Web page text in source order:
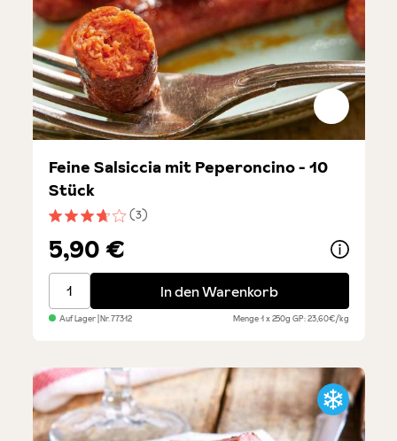
Durchschnittliche Bewertung von 3.6 von 5 Sternen
(3)
Feine Salsiccia mit Peperoncino - 10
Stück
5,90 €
Feine Salsiccia mit Peperoncino - 10 Stück
In den Warenkorb
Auf Lager| Nr.77312 Menge1 x 250gGP: 23,60€/kg